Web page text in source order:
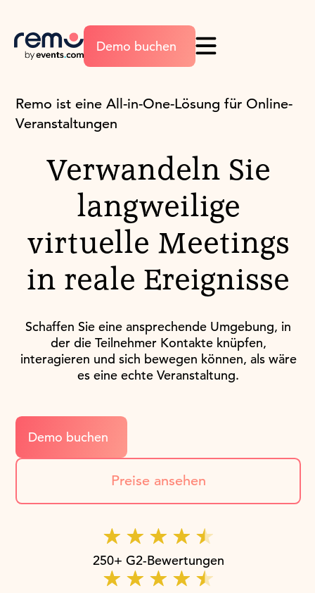
Demo buchen
Remo ist eine All-in-One-Lösung für Online-
Veranstaltungen
Verwandeln Sie
langweilige
virtuelle Meetings
in reale Ereignisse
Schaffen Sie eine ansprechende Umgebung, in
der die Teilnehmer Kontakte knüpfen,
interagieren und sich bewegen können, als wäre
es eine echte Veranstaltung.
Demo buchen
Preise ansehen
250+ G2-Bewertungen